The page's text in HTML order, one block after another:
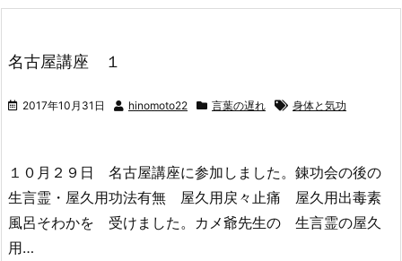
名古屋講座 １
2017年10月31日 hinomoto22 言葉の遅れ 身体と気功
１０月２９日 名古屋講座に参加しました。錬功会の後の
生言霊・屋久用功法有無 屋久用戻々止痛 屋久用出毒素
風呂そわかを 受けました。カメ爺先生の 生言霊の屋久
用…